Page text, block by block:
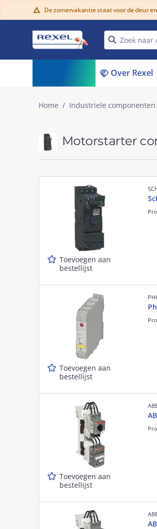
warning De zomervakantie staat voor de deur
handshake Over Rexel
Home Industriele componenten
Motorstarter
Toevoegen aan
bestellijst
Toevoegen aan
bestellijst
Toevoegen aan
bestellijst